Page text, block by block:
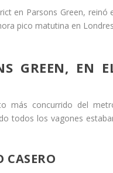
en Parsons Green, reinó
pico matutina en
GREEN, EN
más concurrido del
todos los vagones
CASERO